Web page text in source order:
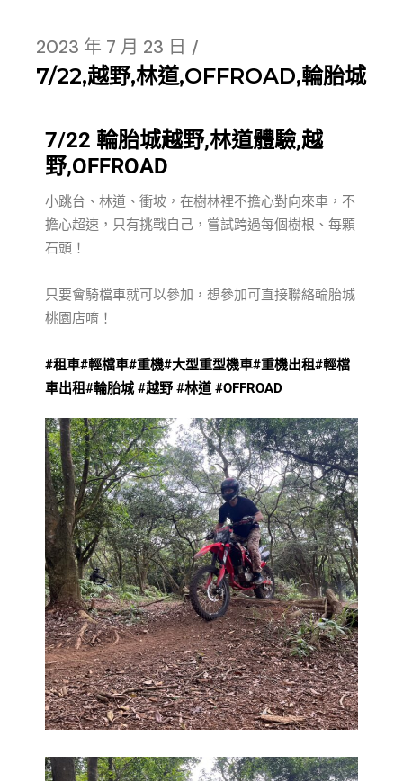
2023 年 7 月 23 日
7/22,越野,林道,OFFROAD,輪胎城
7/22 輪胎城越野,林道體驗,越
野,OFFROAD
小跳台、林道、衝坡，在樹林裡不擔心對向來車，不
擔心超速，只有挑戰自己，嘗試跨過每個樹根、每顆
石頭！
只要會騎檔車就可以參加，想參加可直接聯絡輪胎城
桃園店唷！
#租車#輕檔車#重機#大型重型機車#重機出租#輕檔
車出租#輪胎城 #越野 #林道 #OFFROAD